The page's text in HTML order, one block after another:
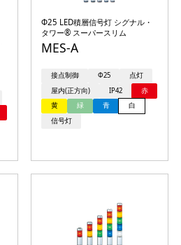
Φ25 LED積層信号灯 シグナル・
タワー® スーパースリム
MES-A
接点制御 Φ25
点灯
屋内(正方向)
IP42
赤
黄
緑 青
白
信号灯